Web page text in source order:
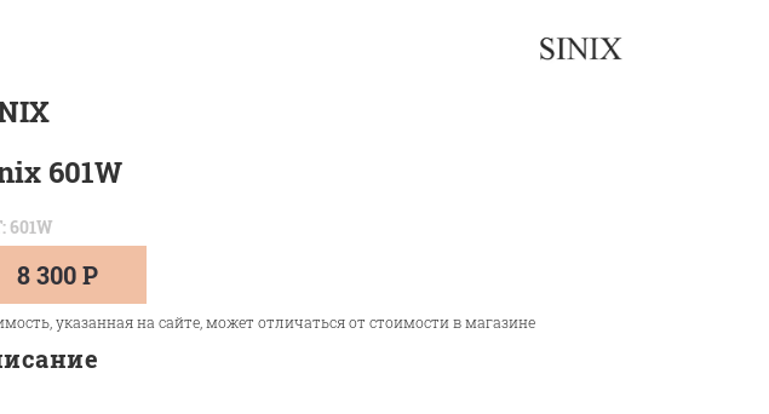
601W
601W
8 300 Р
указанная на сайте, может отличаться от стоимости в магазине